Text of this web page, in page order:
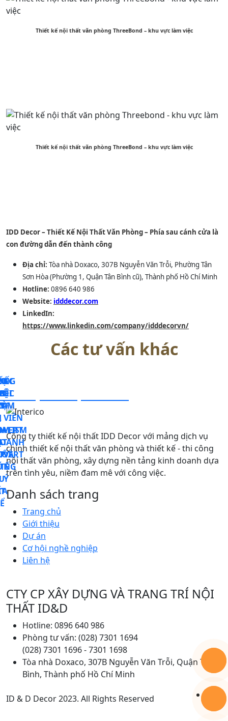
Thiết kế nội thất văn phòng ThreeBond – khu vực làm việc
Thiết kế nội thất văn phòng ThreeBond – khu vực làm việc
IDD Decor – Thiết Kế Nội Thất Văn Phòng – Phía sau cánh cửa là
con đường dẫn đến thành công
Địa chỉ: Tòa nhà Doxaco, 307B Nguyễn Văn Trỗi, Phường Tân
Sơn Hòa (Phường 1, Quận Tân Bình cũ), Thành phố Hồ Chí Minh
Hotline: 0896 640 986
Website: idddecor.com
LinkedIn:
https://www.linkedin.com/company/idddecorvn/
Các tư vấn khác
VÀ
Ý
VIÊN
Liên hệ để nhận tư vấn
Công ty thiết kế nội thất IDD Decor với mảng dịch vụ
chính thiết kế nội thất văn phòng và thiết kế - thi công
nội thất văn phòng, xây dựng nền tảng kinh doanh dựa
trên tình yêu, niềm đam mê với công việc.
Danh sách trang
Trang chủ
Giới thiệu
Dự án
Cơ hội nghề nghiệp
Liên hệ
CTY CP XÂY DỰNG VÀ TRANG TRÍ NỘI
THẤT ID&D
Hotline: 0896 640 986
Phòng tư vấn: (028) 7301 1694
(028) 7301 1696 - 7301 1698
Tòa nhà Doxaco, 307B Nguyễn Văn Trỗi, Quận Tân
Bình, Thành phố Hồ Chí Minh
ID & D Decor 2023. All Rights Reserved